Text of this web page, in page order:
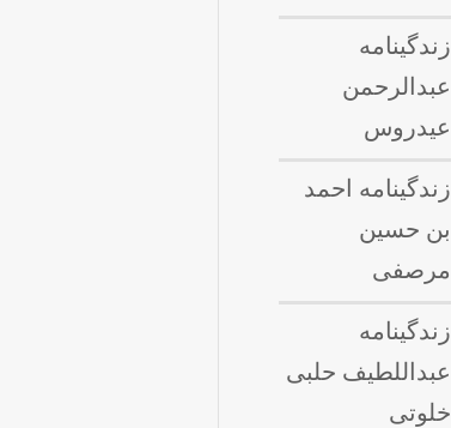
زندگینامه
عبدالرحمن
عیدروس
زندگینامه احمد
بن حسین
مرصفی
زندگینامه
عبداللطيف حلبى
خلوتی